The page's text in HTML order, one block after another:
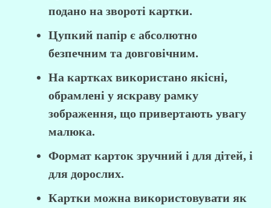
подано на звороті картки.
Цупкий папір є абсолютно
безпечним та довговічним. ⠀
На картках використано якісні,
обрамлені у яскраву рамку
зображення, що привертають увагу
малюка.
Формат карток зручний і для дітей, і
для дорослих.
Картки можна використовувати як